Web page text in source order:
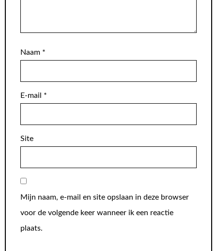
Naam *
E-mail *
Site
Mijn naam, e-mail en site opslaan in deze browser
voor de volgende keer wanneer ik een reactie
plaats.